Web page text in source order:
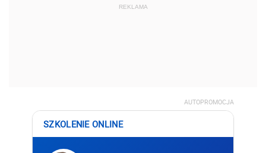
REKLAMA
AUTOPROMOCJA
SZKOLENIE ONLINE